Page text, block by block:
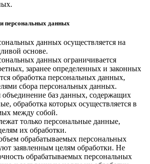
персональных данных
данных осуществляется на
основе.
данных ограничивается
заранее определенных и законных
обработка персональных данных,
сбора персональных данных.
объединение баз данных, содержащих
обработка которых осуществляется в
между собой.
только персональные данные,
их обработки.
обрабатываемых персональных
заявленным целям обработки. Не
обрабатываемых персональных